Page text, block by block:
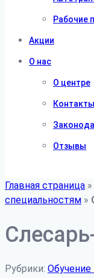
Рабочие
Акции
О нас
О центре
Контакты
Отзывы
Главная страница »
специальностям »
Рубрики: Обучение